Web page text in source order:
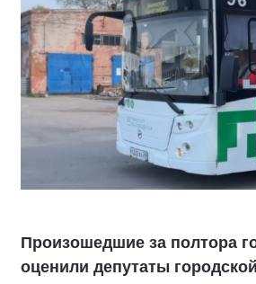
Произошедшие за полтора
оценили депутаты